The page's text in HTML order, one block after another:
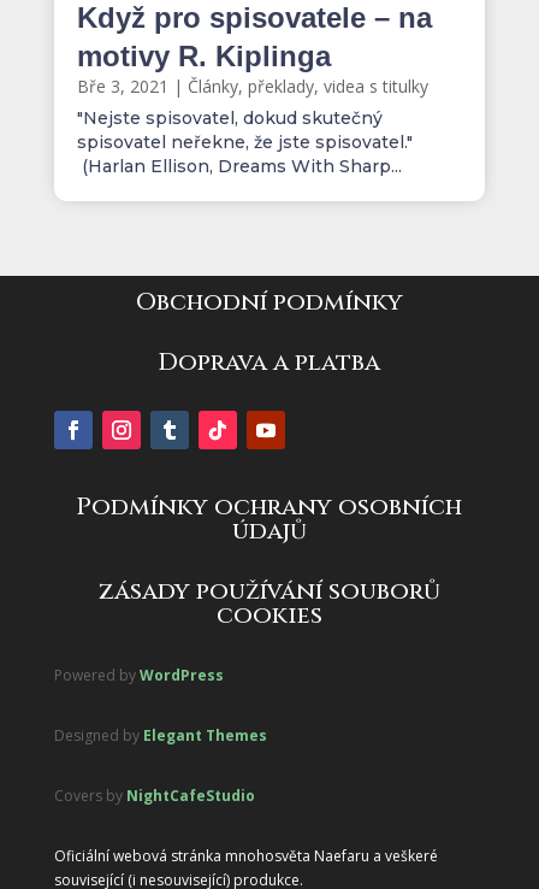
Když pro spisovatele – na
motivy R. Kiplinga
Bře 3, 2021 | Články, překlady, videa s titulky
"Nejste spisovatel, dokud skutečný
spisovatel neřekne, že jste spisovatel."
(Harlan Ellison, Dreams With Sharp...
Obchodní podmínky
Doprava a platba
Podmínky ochrany osobních
údajů
zásady používání souborů
cookies
Powered byWordPress
Designed by Elegant Themes
Covers by NightCafeStudio
Oficiální webová stránka mnohosvěta Naefaru a veškeré
související (i nesouvisející) produkce.